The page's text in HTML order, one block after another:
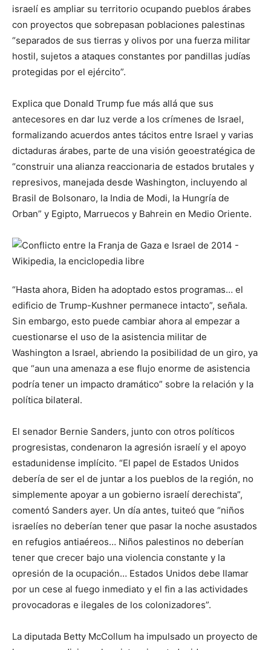
israelí es ampliar su territorio ocupando pueblos árabes
con proyectos que sobrepasan poblaciones palestinas
“separados de sus tierras y olivos por una fuerza militar
hostil, sujetos a ataques constantes por pandillas judías
protegidas por el ejército”.
Explica que Donald Trump fue más allá que sus
antecesores en dar luz verde a los crímenes de Israel,
formalizando acuerdos antes tácitos entre Israel y varias
dictaduras árabes, parte de una visión geoestratégica de
“construir una alianza reaccionaria de estados brutales y
represivos, manejada desde Washington, incluyendo al
Brasil de Bolsonaro, la India de Modi, la Hungría de
Orban” y Egipto, Marruecos y Bahrein en Medio Oriente.
“Hasta ahora, Biden ha adoptado estos programas… el
edificio de Trump-Kushner permanece intacto”, señala.
Sin embargo, esto puede cambiar ahora al empezar a
cuestionarse el uso de la asistencia militar de
Washington a Israel, abriendo la posibilidad de un giro, ya
que “aun una amenaza a ese flujo enorme de asistencia
podría tener un impacto dramático” sobre la relación y la
política bilateral.
El senador Bernie Sanders, junto con otros políticos
progresistas, condenaron la agresión israelí y el apoyo
estadunidense implícito. “El papel de Estados Unidos
debería de ser el de juntar a los pueblos de la región, no
simplemente apoyar a un gobierno israelí derechista”,
comentó Sanders ayer. Un día antes, tuiteó que “niños
israelíes no deberían tener que pasar la noche asustados
en refugios antiaéreos… Niños palestinos no deberían
tener que crecer bajo una violencia constante y la
opresión de la ocupación… Estados Unidos debe llamar
por un cese al fuego inmediato y el fin a las actividades
provocadoras e ilegales de los colonizadores”.
La diputada Betty McCollum ha impulsado un proyecto de